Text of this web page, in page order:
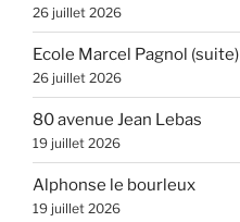
26 juillet 2026
Ecole Marcel Pagnol (suite)
26 juillet 2026
80 avenue Jean Lebas
19 juillet 2026
Alphonse le bourleux
19 juillet 2026